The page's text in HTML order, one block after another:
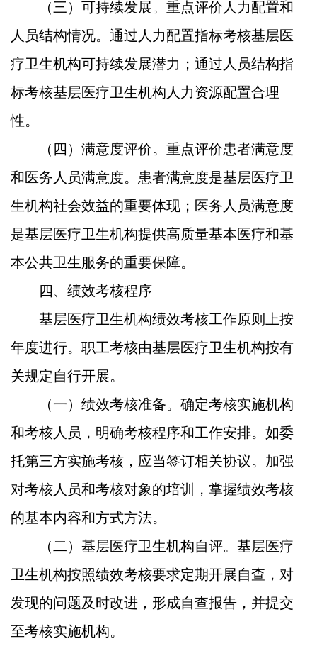
（三）可持续发展。 重点评价人力配置和
人员结构情况。通过人力配置指标考核基层医
疗卫生机构可持续发展潜力；通过人员结构指
标考核基层医疗卫生机构人力资源配置合理
性。
（四）满意度评价。 重点评价患者满意度
和医务人员满意度。患者满意度是基层医疗卫
生机构社会效益的重要体现；医务人员满意度
是基层医疗卫生机构提供高质量基本医疗和基
本公共卫生服务的重要保障。
四、绩效考核程序
基层医疗卫生机构绩效考核工作原则上按
年度进行。职工考核由基层医疗卫生机构按有
关规定自行开展。
（一）绩效考核准备。 确定考核实施机构
和考核人员，明确考核程序和工作安排。如委
托第三方实施考核，应当签订相关协议。加强
对考核人员和考核对象的培训，掌握绩效考核
的基本内容和方式方法。
（二）基层医疗卫生机构自评。 基层医疗
卫生机构按照绩效考核要求定期开展自查，对
发现的问题及时改进，形成自查报告，并提交
至考核实施机构。